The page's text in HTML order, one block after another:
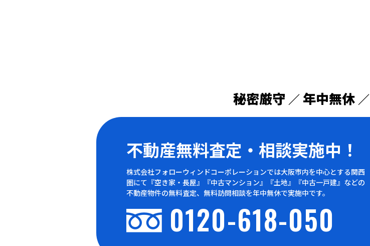
秘密厳守 ／ 年中無休 ／
不動産無料査定・ 相談実施中！
株式会社フォローウィンドコーポレーションでは大阪市内を中心とする関西
圏にて『空き家・長屋』『中古マンション』『土地』『中古一戸建』などの
不動産物件の無料査定、無料訪問相談を年中無休で実施中です。
0120-618-050